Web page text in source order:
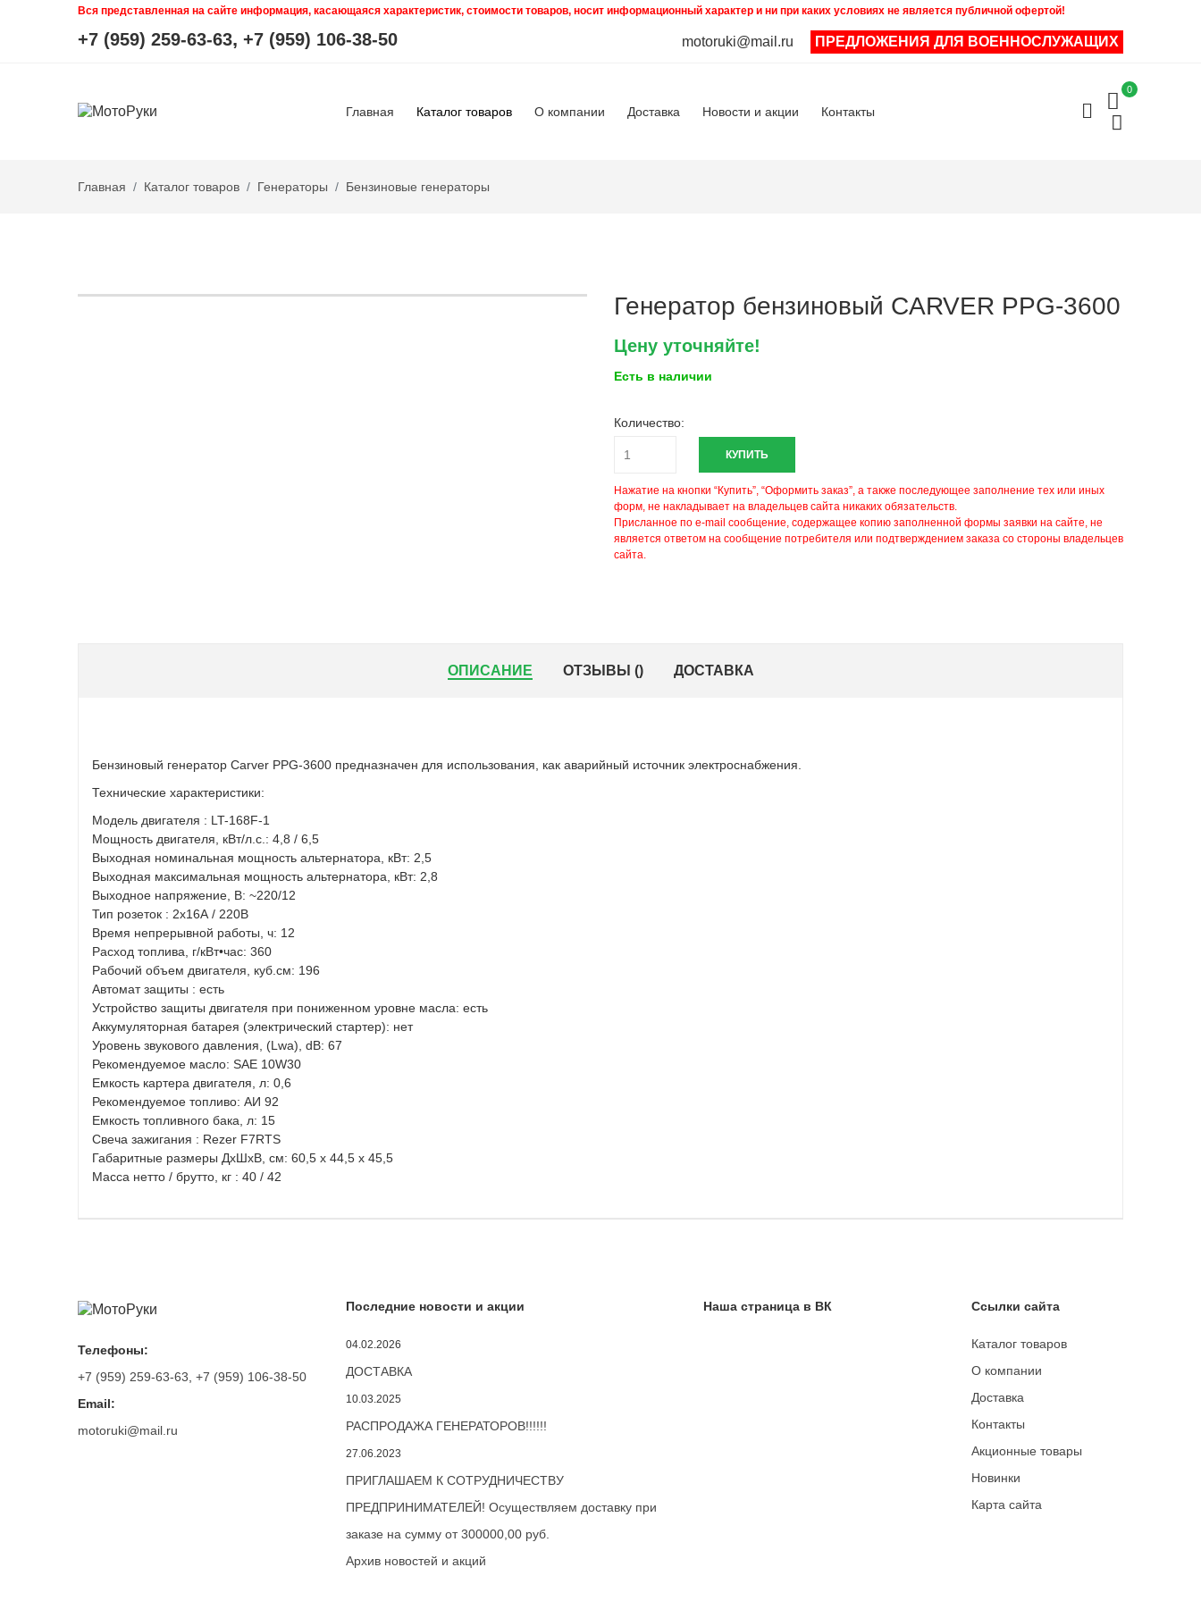
Вся представленная на сайте информация, касающаяся характеристик, стоимости товаров, носит информационный характер и ни при каких условиях не является публичной офертой!
+7 (959) 259-63-63, +7 (959) 106-38-50 motoruki@mail.ru ПРЕДЛОЖЕНИЯ ДЛЯ ВОЕННОСЛУЖАЩИХ
Главная Каталог товаров О компании Доставка Новости и акции Контакты
0
Главная Каталог товаров Генераторы Бензиновые генераторы
Генератор бензиновый CARVER PPG-3600
Цену уточняйте!
Есть в наличии
Количество:
КУПИТЬ
Нажатие на кнопки “Купить”, “Оформить заказ”, а также последующее заполнение тех или иных
форм, не накладывает на владельцев сайта никаких обязательств.
Присланное по e-mail сообщение, содержащее копию заполненной формы заявки на сайте, не
является ответом на сообщение потребителя или подтверждением заказа со стороны владельцев
сайта.
ОПИСАНИЕ ОТЗЫВЫ () ДОСТАВКА
Бензиновый генератор Carver PPG-3600 предназначен для использования, как аварийный источник электроснабжения.
Технические характеристики:
Модель двигателя : LT-168F-1
Мощность двигателя, кВт/л.с.: 4,8 / 6,5
Выходная номинальная мощность альтернатора, кВт: 2,5
Выходная максимальная мощность альтернатора, кВт: 2,8
Выходное напряжение, В: ~220/12
Тип розеток : 2x16А / 220В
Время непрерывной работы, ч: 12
Расход топлива, г/кВт•час: 360
Рабочий объем двигателя, куб.см: 196
Автомат защиты : есть
Устройство защиты двигателя при пониженном уровне масла: есть
Аккумуляторная батарея (электрический стартер): нет
Уровень звукового давления, (Lwa), dB: 67
Рекомендуемое масло: SAE 10W30
Емкость картера двигателя, л: 0,6
Рекомендуемое топливо: АИ 92
Емкость топливного бака, л: 15
Свеча зажигания : Rezer F7RTS
Габаритные размеры ДxШxВ, см: 60,5 x 44,5 x 45,5
Масса нетто / брутто, кг : 40 / 42
Телефоны:
+7 (959) 259-63-63 +7 (959) 106-38-50
Email:
motoruki@mail.ru
Последние новости и акции
04.02.2026
ДОСТАВКА
10.03.2025
РАСПРОДАЖА ГЕНЕРАТОРОВ!!!!!!
27.06.2023
ПРИГЛАШАЕМ К СОТРУДНИЧЕСТВУ
ПРЕДПРИНИМАТЕЛЕЙ! Осуществляем доставку при
заказе на сумму от 300000,00 руб.
Архив новостей и акций
Наша страница в ВК Ссылки сайта
Каталог товаров
О компании
Доставка
Контакты
Акционные товары
Новинки
Карта сайта